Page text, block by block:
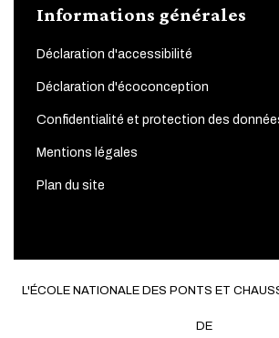
Informations générales
Déclaration d'accessibilité
Déclaration d'écoconception
Confidentialité et protection des
Mentions légales
Plan du site
L'ÉCOLE NATIONALE DES PONTS ET
DE